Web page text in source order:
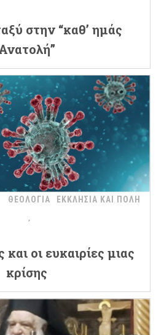
στην “καθ’ ημάς
ΘΕΟΛΟΓΙΑ ΕΚΚΛΗΣΙΑ ΚΑΙ ΠΟΛΗ
και οι ευκαιρίες μιας
κρίσης